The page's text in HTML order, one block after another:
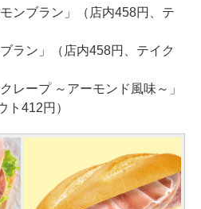
ンブラン」（店内458円、テ
ラン」（店内458円、テイク
レープ ～アーモンド風味～」
ト412円）